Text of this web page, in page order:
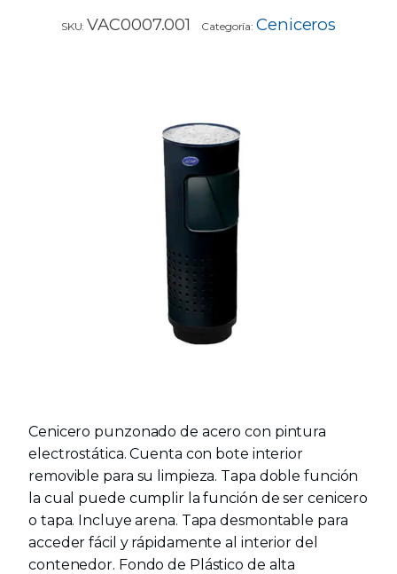
SKU: VAC0007.001 Categoría:Ceniceros
Cenicero punzonado de acero con pintura
electrostática. Cuenta con bote interior
removible para su limpieza. Tapa doble función
la cual puede cumplir la función de ser cenicero
o tapa. Incluye arena. Tapa desmontable para
acceder fácil y rápidamente al interior del
contenedor. Fondo de Plástico de alta